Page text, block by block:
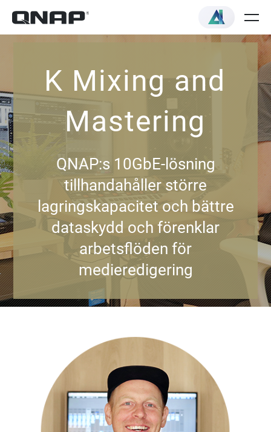
K Mixing and
Mastering
QNAP:s 10GbE-lösning
tillhandahåller större
lagringskapacitet och bättre
dataskydd och förenklar
arbetsflöden för
medieredigering